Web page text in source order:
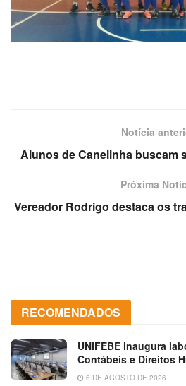
Notícia
Alunos de Canelinha buscam
Próxima
Vereador Rodrigo destaca os
RECOMENDADOS
UNIFEBE inaugura
Contábeis e Direitos
6 DE AGOSTO DE 2026